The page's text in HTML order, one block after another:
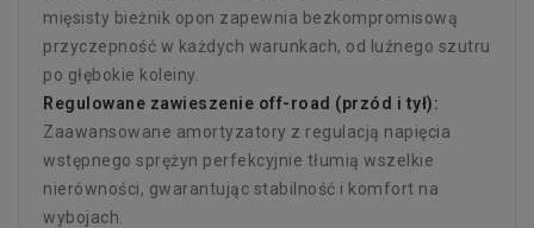
mięsisty bieżnik opon zapewnia bezkompromisową
przyczepność w każdych warunkach, od luźnego szutru
po głębokie koleiny.
Regulowane zawieszenie off-road (przód i tył):
Zaawansowane amortyzatory z regulacją napięcia
wstępnego sprężyn perfekcyjnie tłumią wszelkie
nierówności, gwarantując stabilność i komfort na
wybojach.